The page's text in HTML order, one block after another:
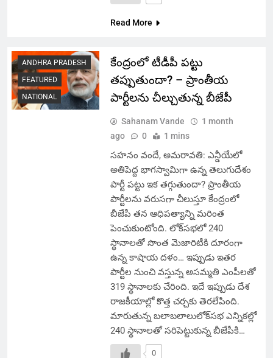
Read More
ANDHRA PRADESH
FEATURED
NATIONAL
కేంద్రంలో టీడీపీ పట్టు
తప్పుతుందా? – ప్రాంతీయ
పార్టీలను చీల్చుతున్న బీజేపీ
Sahanam Vande
1 month
ago
0 1 mins
సహనం వందే, అమరావతి: ఎన్డీయేలో
అతిపెద్ద భాగస్వామిగా ఉన్న తెలుగుదేశం
పార్టీ పట్టు ఇక తగ్గుతుందా? ప్రాంతీయ
పార్టీలను వరుసగా చీలుస్తూ కేంద్రంలో
బీజేపీ తన ఆధిపత్యాన్ని మరింత
పెంచుకుంటోంది. లోక్‌సభలో 240
స్థానాలతో సొంత మెజారిటీకి దూరంగా
ఉన్న కాషాయ దళం… ఇప్పుడు ఇతర
పార్టీల నుంచి వస్తున్న అసమ్మతి ఎంపీలతో
319 స్థానాలకు చేరింది. ఇదే ఇప్పుడు దేశ
రాజకీయాల్లో కొత్త చర్చకు తెరలేపింది.
మారుతున్న బలాబలాలులోక్‌సభ ఎన్నికల్లో
240 స్థానాలతో సరిపెట్టుకున్న బీజేపీకి…
0